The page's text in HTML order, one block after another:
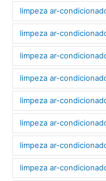
limpeza ar-
limpeza ar-
limpeza ar-
limpeza ar-
limpeza ar-
limpeza ar-
limpeza ar-
limpeza ar-